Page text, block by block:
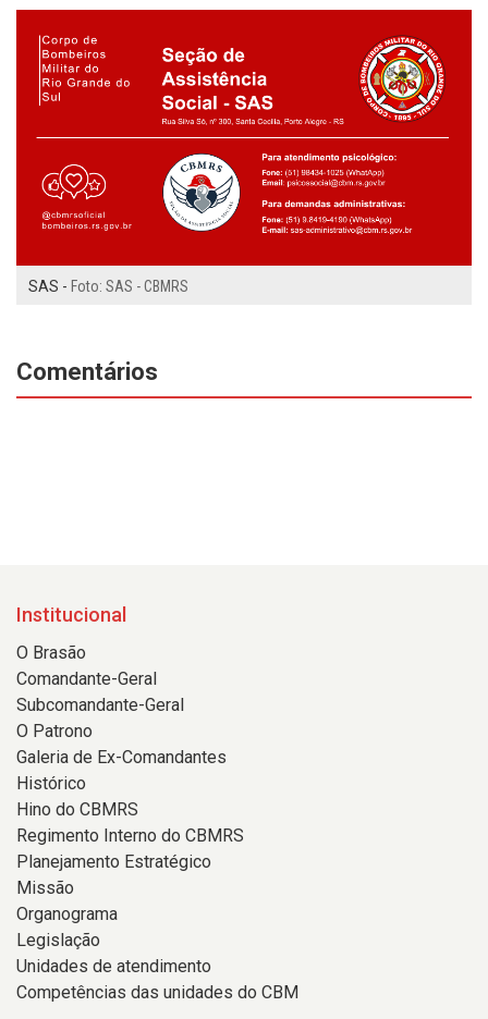
SAS - Foto: SAS - CBMRS
Comentários
Institucional
O Brasão
Comandante-Geral
Subcomandante-Geral
O Patrono
Galeria de Ex-Comandantes
Histórico
Hino do CBMRS
Regimento Interno do CBMRS
Planejamento Estratégico
Missão
Organograma
Legislação
Unidades de atendimento
Competências das unidades do CBM